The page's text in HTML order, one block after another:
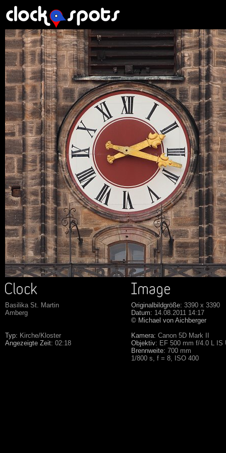
Basilika St. Martin
Amberg
Typ: Kirche/Kloster
Angezeigte Zeit: 02:18
Originalbildgröße: 3390 x 3390
Datum: 14.08.2011 14:17
© Michael von Aichberger
Kamera: Canon 5D Mark II
Objektiv: EF 500 mm f/4.0 L IS
Brennweite: 700 mm
1/800 s, f = 8, ISO 400